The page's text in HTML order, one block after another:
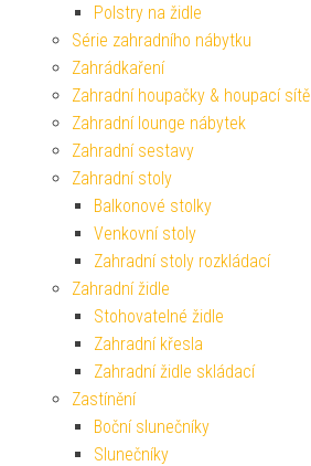
Polstry na židle
Série zahradního nábytku
Zahrádkaření
Zahradní houpačky & houpací sítě
Zahradní lounge nábytek
Zahradní sestavy
Zahradní stoly
Balkonové stolky
Venkovní stoly
Zahradní stoly rozkládací
Zahradní židle
Stohovatelné židle
Zahradní křesla
Zahradní židle skládací
Zastínění
Boční slunečníky
Slunečníky